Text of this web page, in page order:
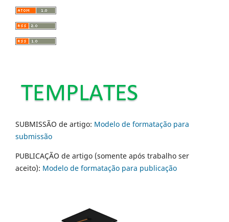
SUBMISSÃO de artigo: Modelo de formatação para
submissão
PUBLICAÇÃO de artigo (somente após trabalho ser
aceito): Modelo de formatação para publicação